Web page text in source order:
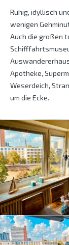
Ruhig, idyllisch
wenigen
Auch die großen
Apotheke,
Weserdeich,
um die Ecke.